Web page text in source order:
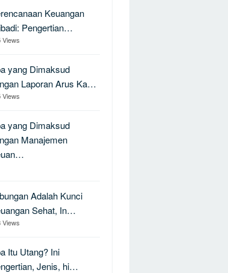
Keuangan
Pengertian…
Views
yang Dimaksud
Laporan Arus Ka…
Views
yang Dimaksud
Manajemen
Adalah Kunci
Sehat, In…
Views
Itu Utang? Ini
Jenis, hi…